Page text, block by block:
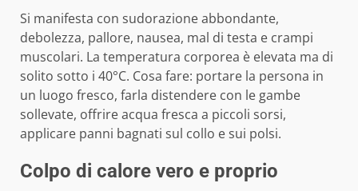
Si manifesta con sudorazione abbondante,
debolezza, pallore, nausea, mal di testa e crampi
muscolari. La temperatura corporea è elevata ma di
solito sotto i 40°C. Cosa fare: portare la persona in
un luogo fresco, farla distendere con le gambe
sollevate, offrire acqua fresca a piccoli sorsi,
applicare panni bagnati sul collo e sui polsi.
Colpo di calore vero e proprio